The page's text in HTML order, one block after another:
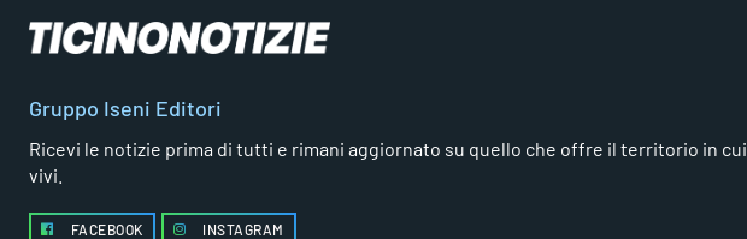
Gruppo Iseni Editori
Ricevi le notizie prima di tutti e rimani aggiornato su quello che offre il territorio in cui
vivi.
FACEBOOK INSTAGRAM